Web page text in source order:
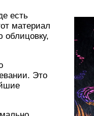
есть
материал
облицовку,
Это